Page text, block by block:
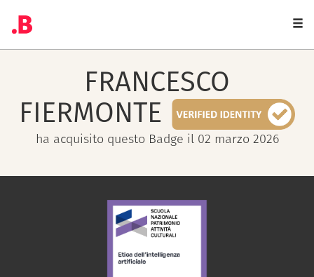
FRANCESCO
FIERMONTE
ha acquisito questo Badge il 02 marzo 2026